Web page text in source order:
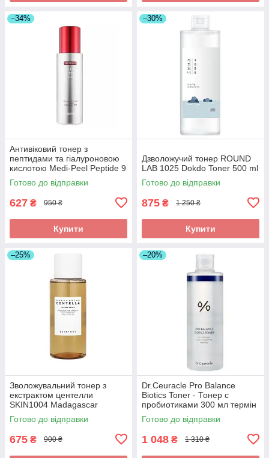
–34%
Антивіковий тонер з
пептидами та гіалуроновою
кислотою Medi-Peel Peptide 9
Volume Bio Tox Toner Pro
Готово до відправки
627 ₴ 950 ₴
Купити
–30%
Дзволожучий тонер ROUND
LAB 1025 Dokdo Toner 500 ml
Готово до відправки
875 ₴ 1 250 ₴
Купити
–25%
Зволожувальний тонер з
екстрактом центелли
SKIN1004 Madagascar
Centella Toning Toner 210 ml
Готово до відправки
675 ₴ 900 ₴
–20%
Dr.Ceuracle Pro Balance
Biotics Toner - Тонер с
пробиотиками 300 мл термін
до 07.2027
Готово до відправки
1 048 ₴ 1 310 ₴